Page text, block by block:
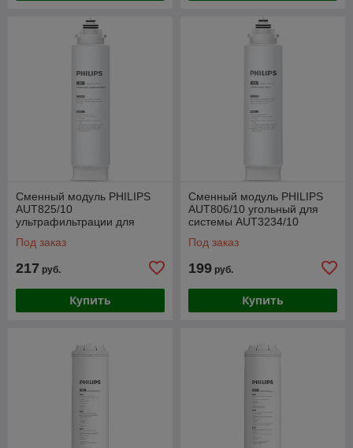
Сменный модуль PHILIPS
AUT825/10
ультрафильтрации для
Под заказ
217 руб.
Купить
Сменный модуль PHILIPS
AUT806/10 угольный для
системы AUT3234/10
Под заказ
199 руб.
Купить